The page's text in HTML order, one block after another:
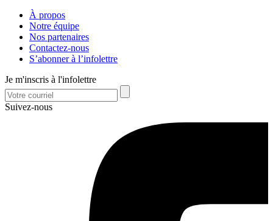
À propos
Notre équipe
Nos partenaires
Contactez-nous
S’abonner à l’infolettre
Je m'inscris à l'infolettre
Suivez-nous